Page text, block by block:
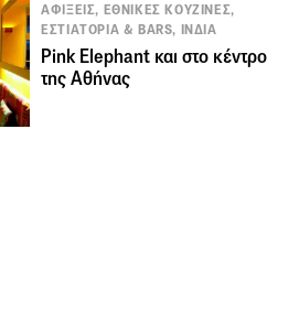
ΑΦΙΞΕΙΣ, ΕΘΝΙΚΕΣ ΚΟΥΖΙΝΕΣ,
ΕΣΤΙΑΤΟΡΙΑ & BARS, ΙΝΔΙΑ
Pink Elephant και στο κέντρο
της Αθήνας